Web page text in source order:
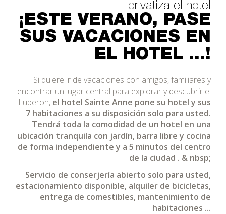
privatiza el hotel
¡ESTE VERANO, PASE
SUS VACACIONES EN
EL HOTEL ...!
Si quiere ir de vacaciones con amigos, familiares y
encontrar un lugar central para explorar y descubrir el
Luberon, el hotel Sainte Anne pone su hotel y sus
7 habitaciones a su disposición solo para usted.
Tendrá toda la comodidad de un hotel en una
ubicación tranquila con jardín, barra libre y cocina
de forma independiente y a 5 minutos del centro
de la ciudad . & nbsp;
Servicio de conserjería abierto solo para usted,
estacionamiento disponible, alquiler de bicicletas,
entrega de comestibles, mantenimiento de
habitaciones ...